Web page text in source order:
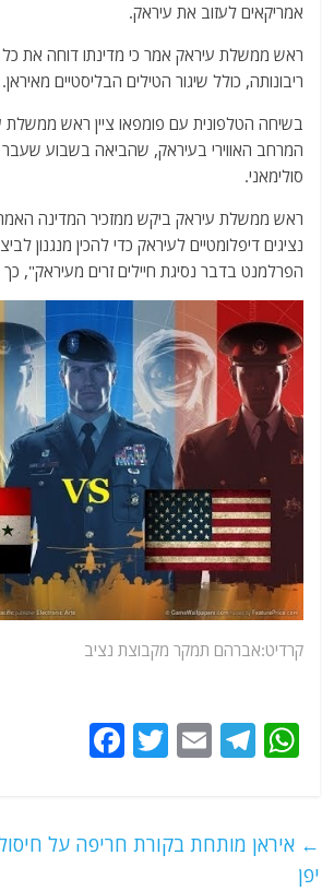
אמריקאים לעזוב את עיראק.
ראש ממשלת עיראק אמר כי מדינתו דוחה את
ריבונותה, כולל שיגור הטילים הבליסטיים מאיראן.
בשיחה הטלפונית עם פומפאו ציין ראש
המרחב האווירי בעיראק, שהביאה בשבוע שעבר
סולימאני.
ראש ממשלת עיראק ביקש ממזכיר המדינה
נציגים דיפלומטיים לעיראק כדי להכין מנגנון
הפרלמנט בדבר נסיגת חיילים זרים מעיראק",
קרדיט:אברהם תמקר מקבוצת נציב
W
s
T
g
E
l
T
er
e ← איראן מותחת בקורת חריפה על
יפן